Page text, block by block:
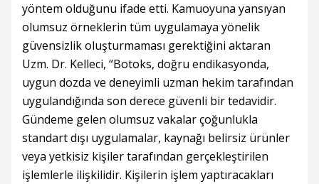
yöntem olduğunu ifade etti. Kamuoyuna yansıyan
olumsuz örneklerin tüm uygulamaya yönelik
güvensizlik oluşturmaması gerektiğini aktaran
Uzm. Dr. Kelleci, “Botoks, doğru endikasyonda,
uygun dozda ve deneyimli uzman hekim tarafından
uygulandığında son derece güvenli bir tedavidir.
Gündeme gelen olumsuz vakalar çoğunlukla
standart dışı uygulamalar, kaynağı belirsiz ürünler
veya yetkisiz kişiler tarafından gerçekleştirilen
işlemlerle ilişkilidir. Kişilerin işlem yaptıracakları